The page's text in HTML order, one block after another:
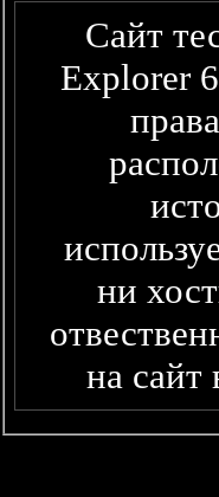
Сайт
Explorer
источников.
ни
на сайт